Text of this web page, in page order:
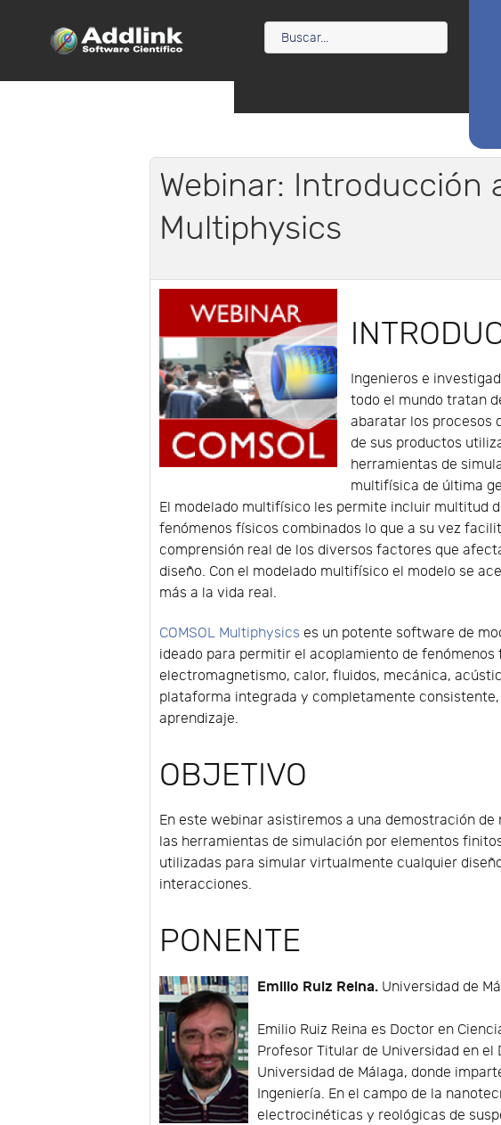
Webinar: Introducción
Multiphysics
Ingenieros e
todo el mundo tratan
abaratar los procesos
de sus productos
herramientas de
multifísica de última
El modelado multifísico les permite incluir multitud
fenómenos físicos combinados lo que a su vez
comprensión real de los diversos factores que
diseño. Con el modelado multifísico el modelo se
más a la vida real.
COMSOL Multiphysics es un potente software de
ideado para permitir el acoplamiento de
electromagnetismo, calor, fluidos, mecánica,
plataforma integrada y completamente
aprendizaje.
OBJETIVO
En este webinar asistiremos a una demostración
las herramientas de simulación por elementos
utilizadas para simular virtualmente cualquier
interacciones.
PONENTE
Emilio Ruiz Reina. Universidad de
Emilio Ruiz Reina es Doctor en
Profesor Titular de Universidad en
Universidad de Málaga, donde
Ingeniería. En el campo de la
electrocinéticas y reológicas de